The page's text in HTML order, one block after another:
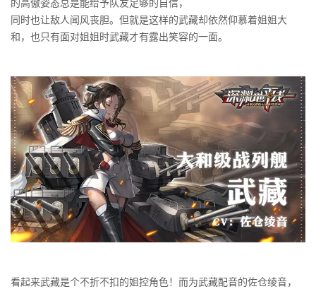
同时也让敌人闻风丧胆。但就是这样的武藏却依然仰慕着姐姐大
和，也只有面对姐姐时武藏才有露出笑容的一面。
看起来武藏是个不折不扣的姐控角色！而为武藏配音的佐仓绫音，